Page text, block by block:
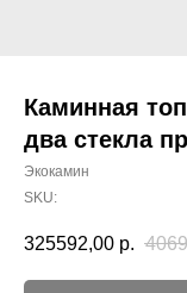
Каминная
два стекла
Экокамин
SKU:
325592,00 р.